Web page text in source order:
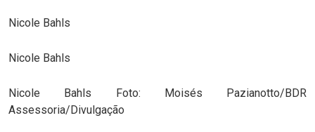
Nicole Bahls
Nicole Bahls
Nicole Bahls Foto: Moisés Pazianotto/BDR
Assessoria/Divulgação